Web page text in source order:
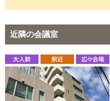
近隣の会議室